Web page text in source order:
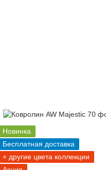
Новинка
Бесплатная доставка
+ другие цвета коллекции